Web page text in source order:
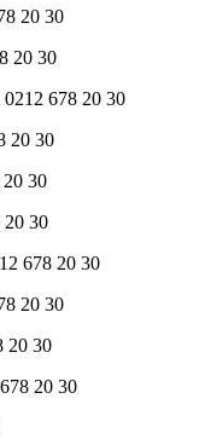
20 30
20 30
678 20 30
20 30
20 30
20 30
678 20 30
20 30
20 30
20 30